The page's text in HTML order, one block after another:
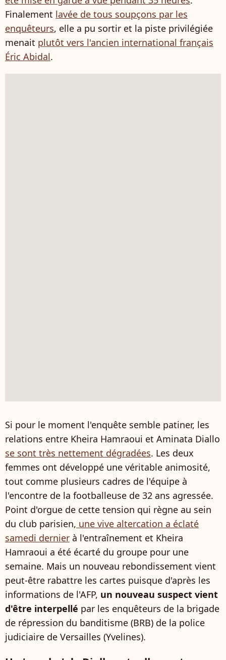
Finalement lavée de tous soupçons par les
enquêteurs, elle a pu sortir et la piste privilégiée
menait plutôt vers l'ancien international français
Éric Abidal.
Si pour le moment l'enquête semble patiner, les
relations entre Kheira Hamraoui et Aminata Diallo
se sont très nettement dégradées. Les deux
femmes ont développé une véritable animosité,
tout comme plusieurs cadres de l'équipe à
l'encontre de la footballeuse de 32 ans agressée.
Point d'orgue de cette tension qui règne au sein
du club parisien, une vive altercation a éclaté
samedi dernier à l'entraînement et Kheira
Hamraoui a été écarté du groupe pour une
semaine. Mais un nouveau rebondissement vient
peut-être rabattre les cartes puisque d'après les
informations de l'AFP, un nouveau suspect vient
d'être interpellé par les enquêteurs de la brigade
de répression du banditisme (BRB) de la police
judiciaire de Versailles (Yvelines).